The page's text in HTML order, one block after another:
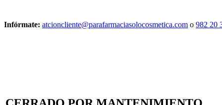
Infórmate: atcioncliente@parafarmaciasolocosmetica.com o 982 20